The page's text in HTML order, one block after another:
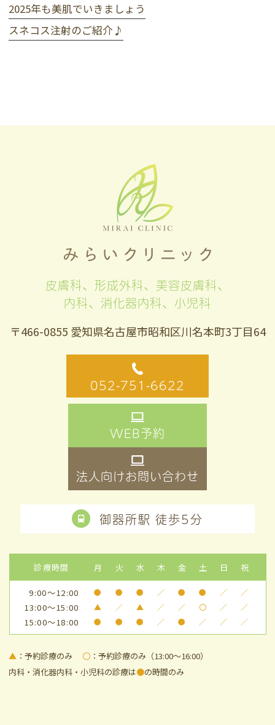
2025年も美肌でいきましょう
スネコス注射のご紹介♪
皮膚科、形成外科、美容皮膚科、
内科、消化器内科、小児科
〒466-0855 愛知県名古屋市昭和区川名本町3丁目64
052-751-6622
WEB予約
法人向けお問い合わせ
御器所駅 徒歩5分
診療時間 月 火 水 木 金 土 日 祝
9:00～12:00 ● ● ● ／ ● ● ／ ／
13:00～15:00 ▲ ／ ▲ ／ ／ 〇 ／ ／
15:00～18:00 ● ● ● ／ ● ／ ／ ／
▲ ：予約診療のみ 〇 ：予約診療のみ（13:00～16:00）
内科・消化器内科・小児科の診療は●の時間のみ